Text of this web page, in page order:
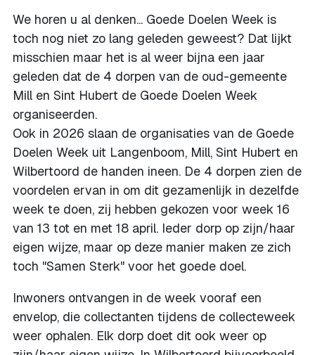
We horen u al denken... Goede Doelen Week is
toch nog niet zo lang geleden geweest? Dat lijkt
misschien maar het is al weer bijna een jaar
geleden dat de 4 dorpen van de oud-gemeente
Mill en Sint Hubert de Goede Doelen Week
organiseerden.
Ook in 2026 slaan de organisaties van de Goede
Doelen Week uit Langenboom, Mill, Sint Hubert en
Wilbertoord de handen ineen. De 4 dorpen zien de
voordelen ervan in om dit gezamenlijk in dezelfde
week te doen, zij hebben gekozen voor week 16
van 13 tot en met 18 april. Ieder dorp op zijn/haar
eigen wijze, maar op deze manier maken ze zich
toch "Samen Sterk" voor het goede doel.
Inwoners ontvangen in de week vooraf een
envelop, die collectanten tijdens de collecteweek
weer ophalen. Elk dorp doet dit ook weer op